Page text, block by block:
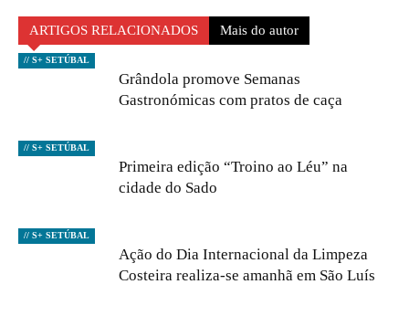
ARTIGOS RELACIONADOS Mais do autor
// S+ SETÚBAL
Grândola promove Semanas
Gastronómicas com pratos de caça
// S+ SETÚBAL
Primeira edição “Troino ao Léu” na
cidade do Sado
// S+ SETÚBAL
Ação do Dia Internacional da Limpeza
Costeira realiza-se amanhã em São Luís